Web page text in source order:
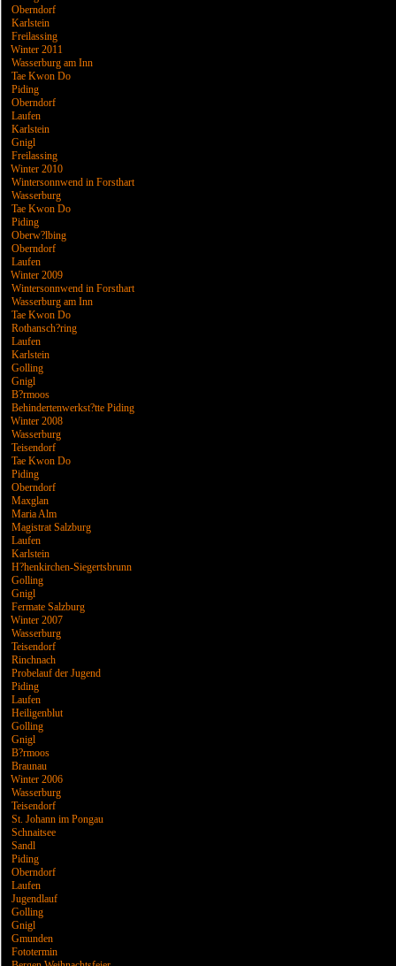
Oberndorf
Karlstein
Freilassing
Winter 2011
Wasserburg am Inn
Tae Kwon Do
Piding
Oberndorf
Laufen
Karlstein
Gnigl
Freilassing
Winter 2010
Wintersonnwend in Forsthart
Wasserburg
Tae Kwon Do
Piding
Oberw?lbing
Oberndorf
Laufen
Winter 2009
Wintersonnwend in Forsthart
Wasserburg am Inn
Tae Kwon Do
Rothansch?ring
Laufen
Karlstein
Golling
Gnigl
B?rmoos
Behindertenwerkst?tte Piding
Winter 2008
Wasserburg
Teisendorf
Tae Kwon Do
Piding
Oberndorf
Maxglan
Maria Alm
Magistrat Salzburg
Laufen
Karlstein
H?henkirchen-Siegertsbrunn
Golling
Gnigl
Fermate Salzburg
Winter 2007
Wasserburg
Teisendorf
Rinchnach
Probelauf der Jugend
Piding
Laufen
Heiligenblut
Golling
Gnigl
B?rmoos
Braunau
Winter 2006
Wasserburg
Teisendorf
St. Johann im Pongau
Schnaitsee
Sandl
Piding
Oberndorf
Laufen
Jugendlauf
Golling
Gnigl
Gmunden
Fototermin